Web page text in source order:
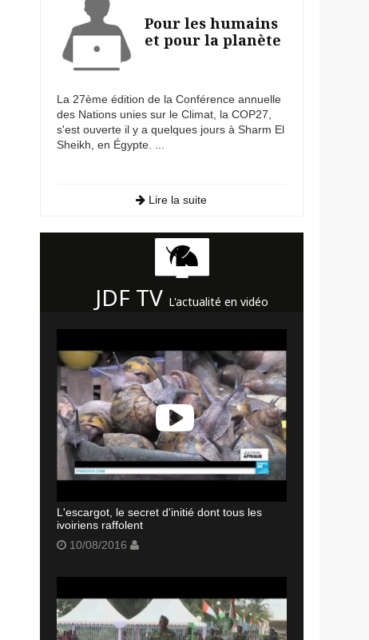
Pour les humains
et pour la planète
La 27ème édition de la Conférence annuelle
des Nations unies sur le Climat, la COP27,
s'est ouverte il y a quelques jours à Sharm El
Sheikh, en Égypte. ...
Lire la suite
JDF TV L'actualité en vidéo
L'escargot, le secret d'initié dont tous les
ivoiriens raffolent
10/08/2016